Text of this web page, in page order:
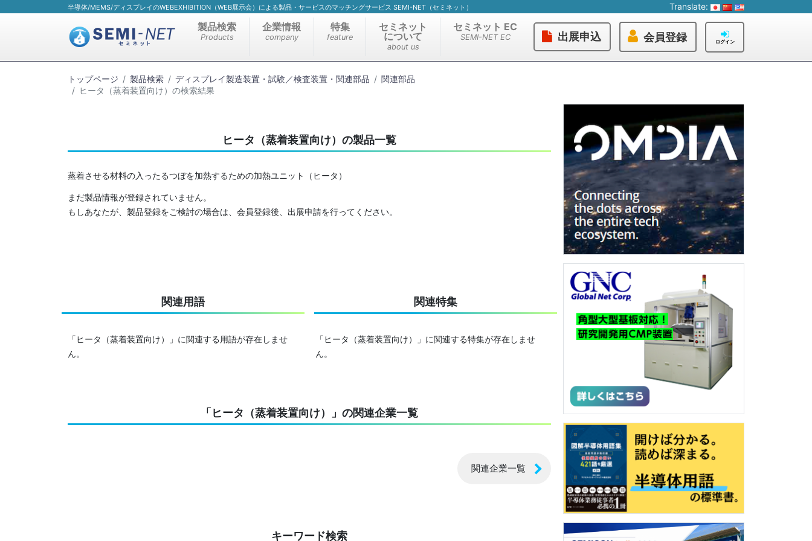
半導体/MEMS/ディスプレイのWEBEXHIBITION（WEB展示会）による製品・サービスのマッチングサービス SEMI-NET（セミネット） Translate:
製品検索
Products
企業情報
company
特集
feature
セミネット
について
about us
セミネット EC
SEMI-NET EC 出展申込 会員登録 ログイン
トップページ 製品検索 ディスプレイ製造装置・試験／検査装置・関連部品
関連部品
ヒータ（蒸着装置向け）の検索結果
ヒータ（蒸着装置向け）の製品一覧
蒸着させる材料の入ったるつぼを加熱するための加熱ユニット（ヒータ）
まだ製品情報が登録されていません。
もしあなたが、製品登録をご検討の場合は、会員登録後、出展申請を行ってください。
関連用語 関連特集
「ヒータ（蒸着装置向け）」に関連する用語が存在しませ
ん。
「ヒータ（蒸着装置向け）」に関連する特集が存在しませ
ん。
「ヒータ（蒸着装置向け）」の関連企業一覧
関連企業一覧
キーワード検索